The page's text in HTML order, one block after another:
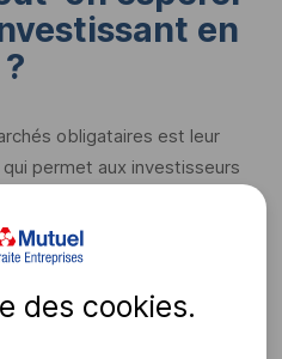
en
obligataires est leur
permet aux investisseurs
« lisses » qu’en
les rendements
Dans l’actuel contexte
doivent avoir en tête que les
obligataires resteront
des cookies.